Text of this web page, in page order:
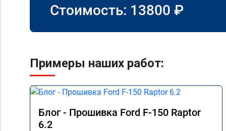
Стоимость: 13800 ₽
Примеры наших работ:
Блог - Прошивка Ford F-150 Raptor
6.2